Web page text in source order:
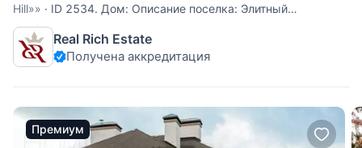
Hill»» · ID 2534. Дом: Описание поселка: Элитный
коттеджный поселок “Грин Хилл” стоит в заповедных
местах Подмосковья,между чистым природным озером,
вековым лесом и “женской Оптиной Пустынью” - так
Real Rich Estate
Получена аккредитация
Премиум